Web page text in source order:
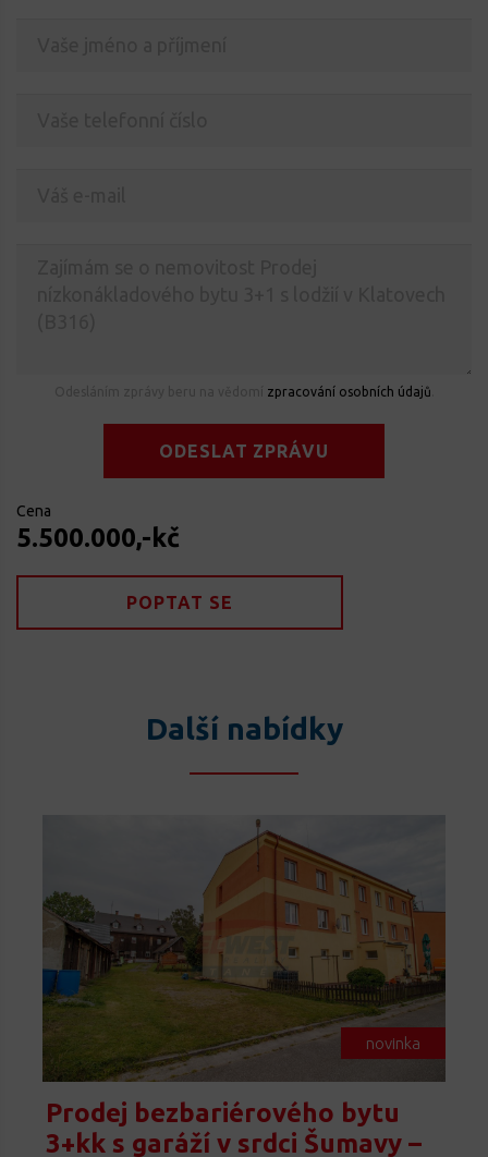
zpracování osobních údajů
ODESLAT ZPRÁVU
Cena
5.500.000,-kč
POPTAT SE
Další nabídky
novinka
Prodej bezbariérového bytu
3+kk s garáží v srdci Šumavy –